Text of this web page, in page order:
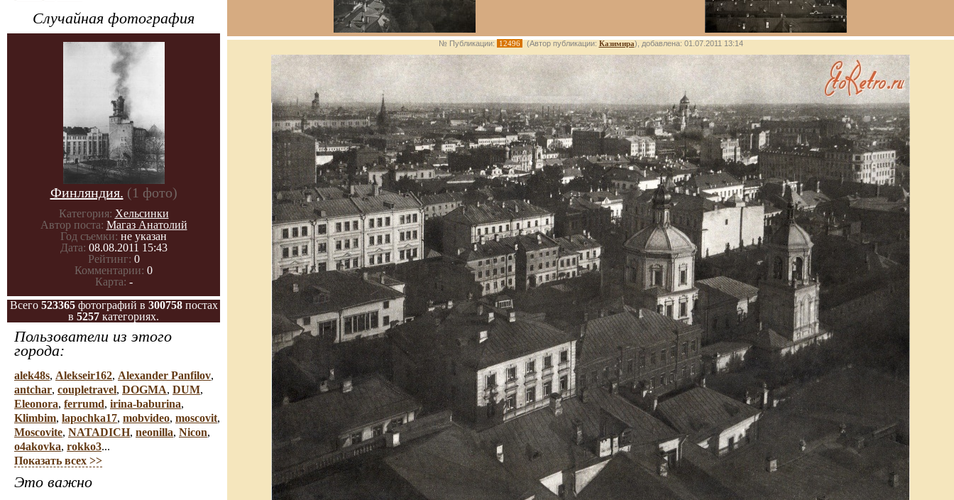
Случайная фотография
Финляндия. (1 фото)
Категория: Хельсинки
Автор поста: Магаз Анатолий
Год съемки: не указан
Дата: 08.08.2011 15:43
Рейтинг: 0
Комментарии: 0
Карта: -
Всего 523365фотографий в 300758постах
в 5257 категориях.
Пользователи из этого
города:
alek48s, Alekseir162, Alexander Panfilov,
antchar, coupletravel, DOGMA, DUM,
Eleonora, ferrumd, irina-baburina,
Klimbim, lapochka17, mobvideo, moscovit,
Moscovite, NATADICH, neonilla, Nicon,
o4akovka, rokko3...
Показать всех >>
Это важно
№ Публикации: 12496 (Автор публикации: Казимира), добавлена: 01.07.2011 13:14